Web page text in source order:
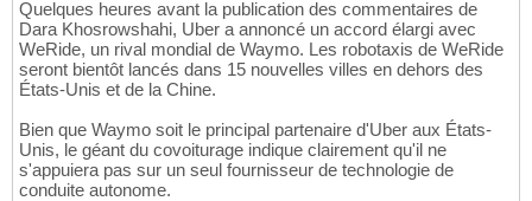
Quelques heures avant la publication des commentaires de
Dara Khosrowshahi, Uber a annoncé un accord élargi avec
WeRide, un rival mondial de Waymo. Les robotaxis de WeRide
seront bientôt lancés dans 15 nouvelles villes en dehors des
États-Unis et de la Chine.
Bien que Waymo soit le principal partenaire d'Uber aux États-
Unis, le géant du covoiturage indique clairement qu'il ne
s'appuiera pas sur un seul fournisseur de technologie de
conduite autonome.